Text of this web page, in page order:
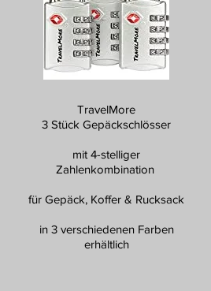
TravelMore
3 Stück Gepäckschlösser
mit 4-stelliger
Zahlenkombination
für Gepäck, Koffer & Rucksack
in 3 verschiedenen Farben
erhältlich